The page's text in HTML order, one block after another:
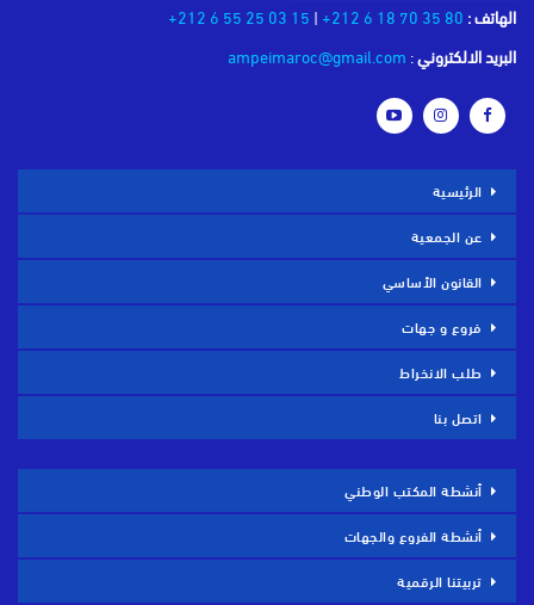
الهاتف : 80 35 70 18 6 212+
|
15 03 25 55 6 212+
البريد الالكتروني:
ampeimaroc@gmail.com
الرئيسية
عن الجمعية
القانون الأساسي
فروع و جهات
طلب الانخراط
اتصل بنا
أنشطة المكتب الوطني
أنشطة الفروع والجهات
تربيتنا الرقمية